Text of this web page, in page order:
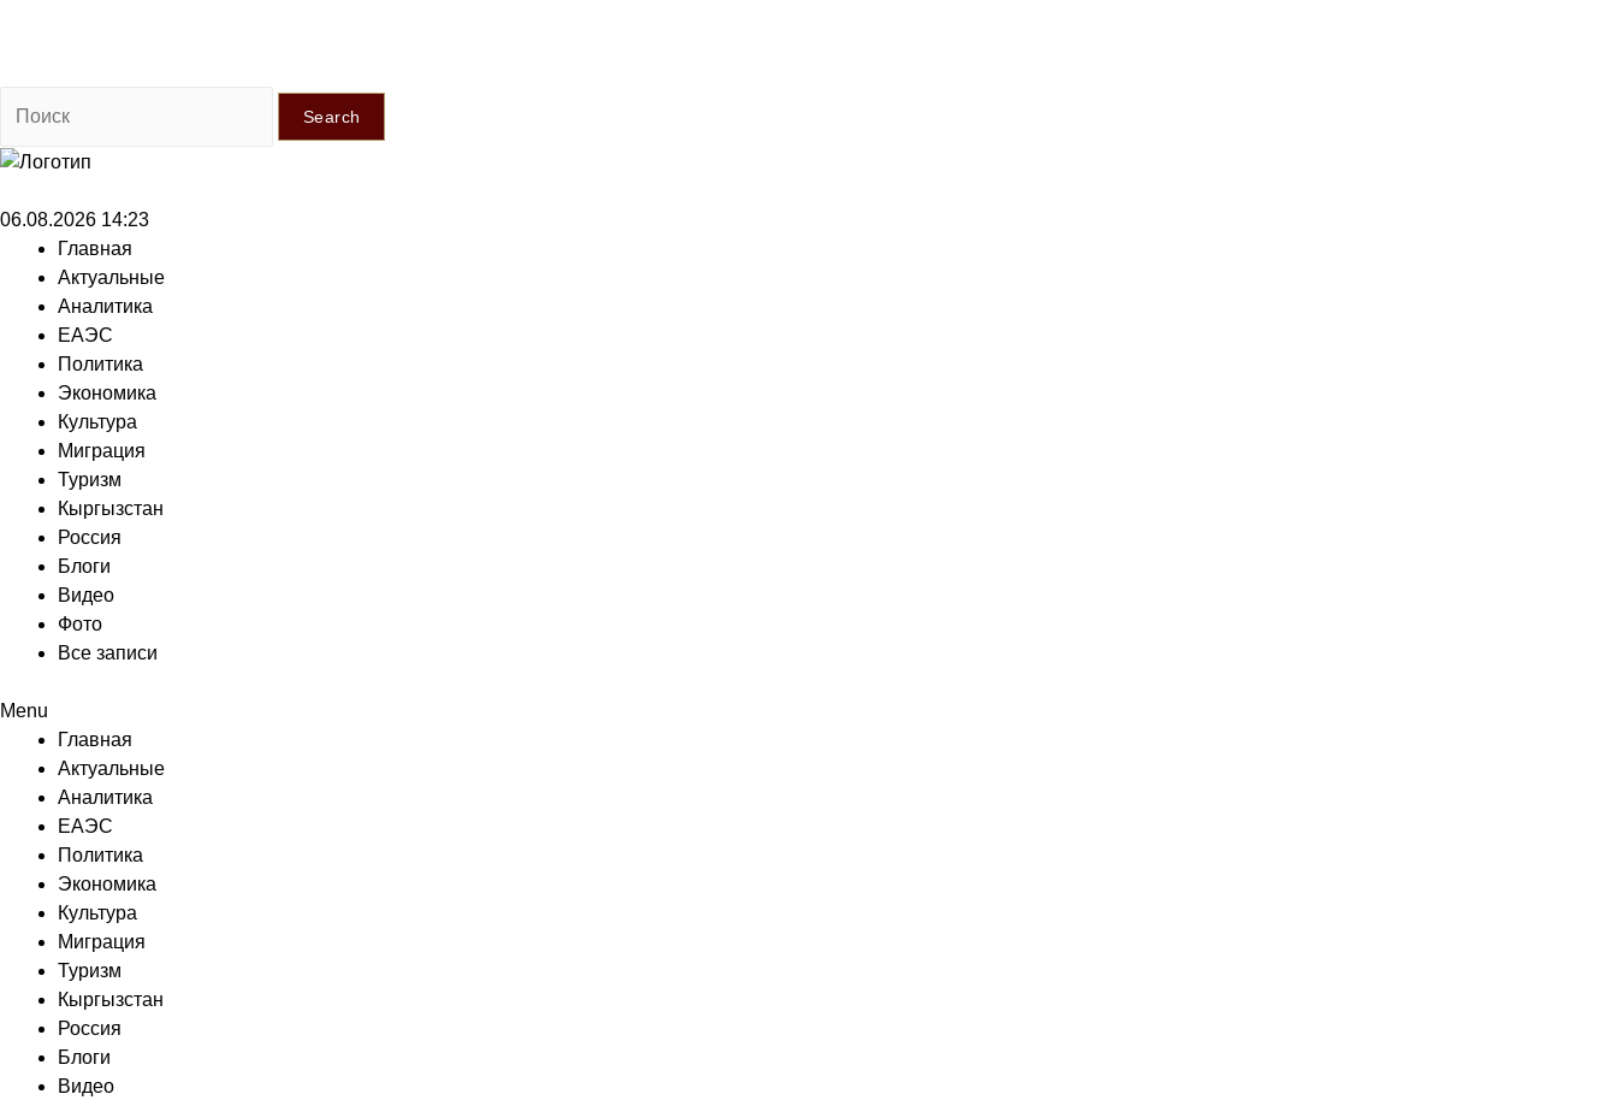
Search
06.08.2026 14:23
Главная
Актуальные
Аналитика
ЕАЭС
Политика
Экономика
Культура
Миграция
Туризм
Кыргызстан
Россия
Блоги
Видео
Фото
Все записи
Menu
Главная
Актуальные
Аналитика
ЕАЭС
Политика
Экономика
Культура
Миграция
Туризм
Кыргызстан
Россия
Блоги
Видео